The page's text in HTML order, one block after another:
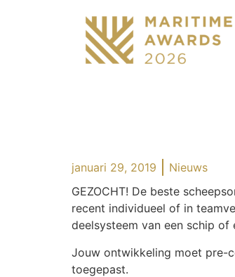
januari 29, 2019
Nieuws
GEZOCHT! De beste
recent individueel of in
deelsysteem van een schip
Jouw ontwikkeling moet pre-
toegepast.